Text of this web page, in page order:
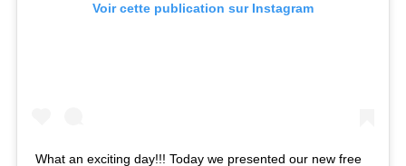
Voir cette publication sur Instagram
What an exciting day!!! Today we presented our new free